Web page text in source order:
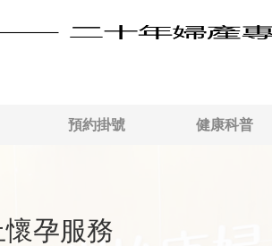
預約掛號 健康科普
孕服務